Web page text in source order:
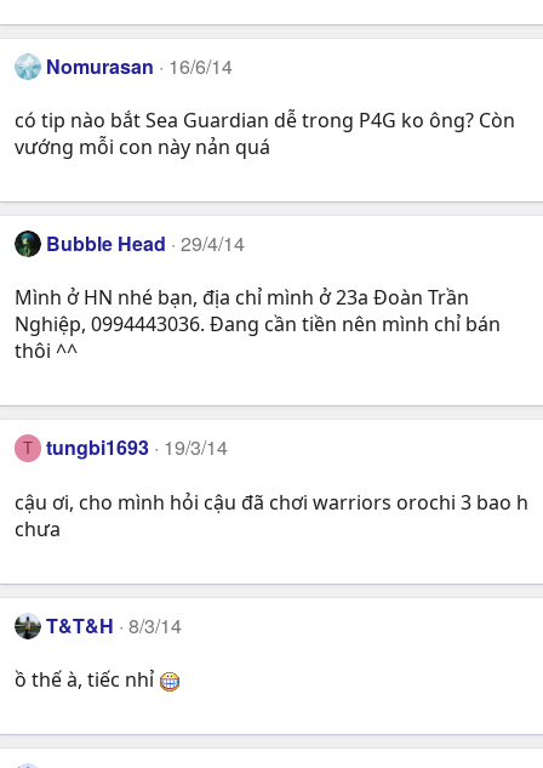
Nomurasan 16/6/14
có tip nào bắt Sea Guardian dễ trong P4G ko ông? Còn
vướng mỗi con này nản quá
Bubble Head 29/4/14
Mình ở HN nhé bạn, địa chỉ mình ở 23a Đoàn Trần
Nghiệp, 0994443036. Đang cần tiền nên mình chỉ bán
thôi ^^
T tungbi1693 19/3/14
cậu ơi, cho mình hỏi cậu đã chơi warriors orochi 3 bao h
chưa
T&T&H 8/3/14
ồ thế à, tiếc nhỉ